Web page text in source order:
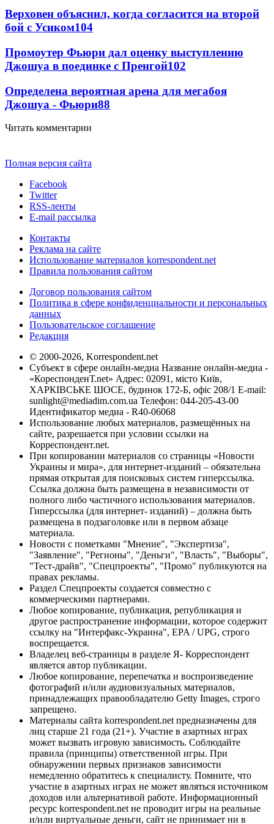
Верховен объяснил, когда согласится на второй
бой с Усиком104
Промоутер Фьюри дал оценку выступлению
Джошуа в поединке с Пренгой102
Определена вероятная арена для мегабоя
Джошуа - Фьюри88
Читать комментарии
Полная версия сайта
Facebook
Twitter
RSS-ленты
E-mail рассылка
Контакты
Реклама на сайте
Использование материалов korrespondent.net
Правила пользования сайтом
Договор пользования сайтом
Политика в сфере конфиденциальности и персональных
данных
Пользовательское соглашение
Редакция
© 2000-2026, Korrespondent.net
Субъект в сфере онлайн-медиа Название онлайн-медиа -
«КореспонденТ.net» Адрес: 02091, місто Київ,
ХАРКІВСЬКЕ ШОСЕ, будинок 172-Б, офіс 208/1 E-mail:
sunlight@mediadim.com.ua Телефон: 044-205-43-00
Идентификатор медиа - R40-06068
Использование любых материалов, размещённых на
сайте, разрешается при условии ссылки на
Корреспондент.net.
При копировании материалов со страницы «Новости
Украины и мира», для интернет-изданий – обязательна
прямая открытая для поисковых систем гиперссылка.
Ссылка должна быть размещена в независимости от
полного либо частичного использования материалов.
Гиперссылка (для интернет- изданий) – должна быть
размещена в подзаголовке или в первом абзаце
материала.
Новости с пометками "Мнение", "Экспертиза",
"Заявление", "Регионы", "Деньги", "Власть", "Выборы",
"Тест-драйв", "Спецпроекты", "Промо" публикуются на
правах рекламы.
Раздел Спецпроекты создается совместно с
коммерческими партнерами.
Любое копирование, публикация, републикация и
другое распространение информации, которое содержит
ссылку на "Интерфакс-Украина", EPA / UPG, строго
воспрещается.
Владелец веб-страницы в разделе Я- Корреспондент
является автор публикации.
Любое копирование, перепечатка и воспроизведение
фотографий и/или аудиовизуальных материалов,
принадлежащих правообладателю Getty Images, строго
запрещено.
Материалы сайта korrespondent.net предназначены для
лиц старше 21 года (21+). Участие в азартных играх
может вызвать игровую зависимость. Соблюдайте
правила (принципы) ответственной игры. При
обнаружении первых признаков зависимости
немедленно обратитесь к специалисту. Помните, что
участие в азартных играх не может являться источником
доходов или альтернативой работе. Информационный
ресурс korrespondent.net не проводит игры на реальные
и/или виртуальные деньги, сайт не принимает ни в